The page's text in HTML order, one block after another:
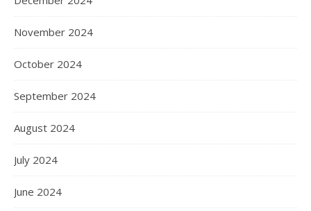
November 2024
October 2024
September 2024
August 2024
July 2024
June 2024